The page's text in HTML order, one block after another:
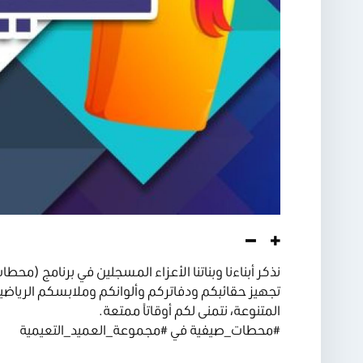
نذكر أبناءنا وبناتنا الأعزاء المسجلين في برنامج
تجهيز حقائبكم ودفاتركم وألوانكم وملابسكم
المتنوعة، نتمنى لكم أوقاتاً ممتعة.
#محطات_صيفية في#مجموعة_العميد_التعيمية